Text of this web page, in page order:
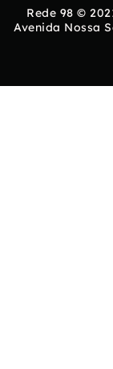
Rede 98 ©
Avenida Nossa